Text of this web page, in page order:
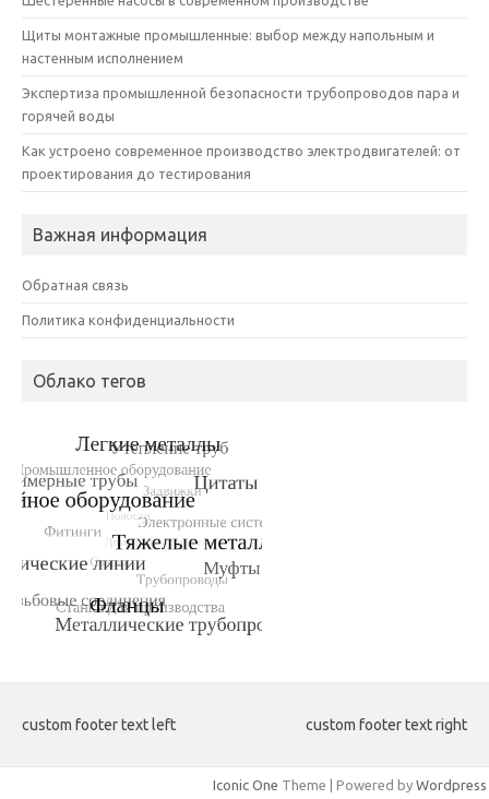
Щиты монтажные промышленные: выбор между напольным и
настенным исполнением
Экспертиза промышленной безопасности трубопроводов пара и
горячей воды
Как устроено современное производство электродвигателей: от
проектирования до тестирования
Важная информация
Обратная связь
Политика конфиденциальности
Облако тегов
custom footer text left custom footer text right
Iconic One Theme | Powered by Wordpress